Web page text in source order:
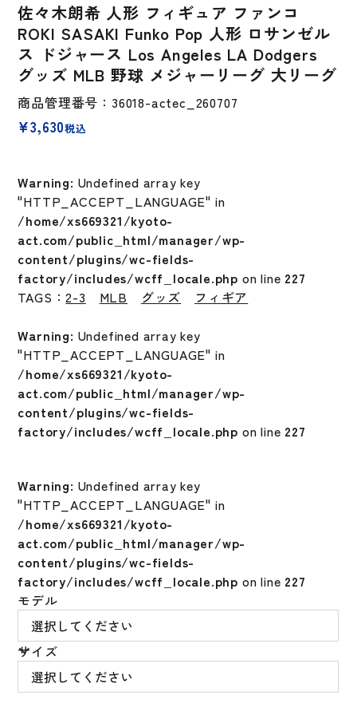
佐々木朗希 人形 フィギュア ファンコ
ROKI SASAKI Funko Pop 人形 ロサンゼル
ス ドジャース Los Angeles LA Dodgers
グッズ MLB 野球 メジャーリーグ 大リーグ
商品管理番号：36018-actec_260707
¥3,630税込
Warning: Undefined array key
"HTTP_ACCEPT_LANGUAGE" in
/home/xs669321/kyoto-
act.com/public_html/manager/wp-
content/plugins/wc-fields-
factory/includes/wcff_locale.php on line 227
TAGS：2-3 MLB グッズ
フィギア
Warning: Undefined array key
"HTTP_ACCEPT_LANGUAGE" in
/home/xs669321/kyoto-
act.com/public_html/manager/wp-
content/plugins/wc-fields-
factory/includes/wcff_locale.php on line 227
Warning: Undefined array key
"HTTP_ACCEPT_LANGUAGE" in
/home/xs669321/kyoto-
act.com/public_html/manager/wp-
content/plugins/wc-fields-
factory/includes/wcff_locale.php on line 227
モデル
サイズ